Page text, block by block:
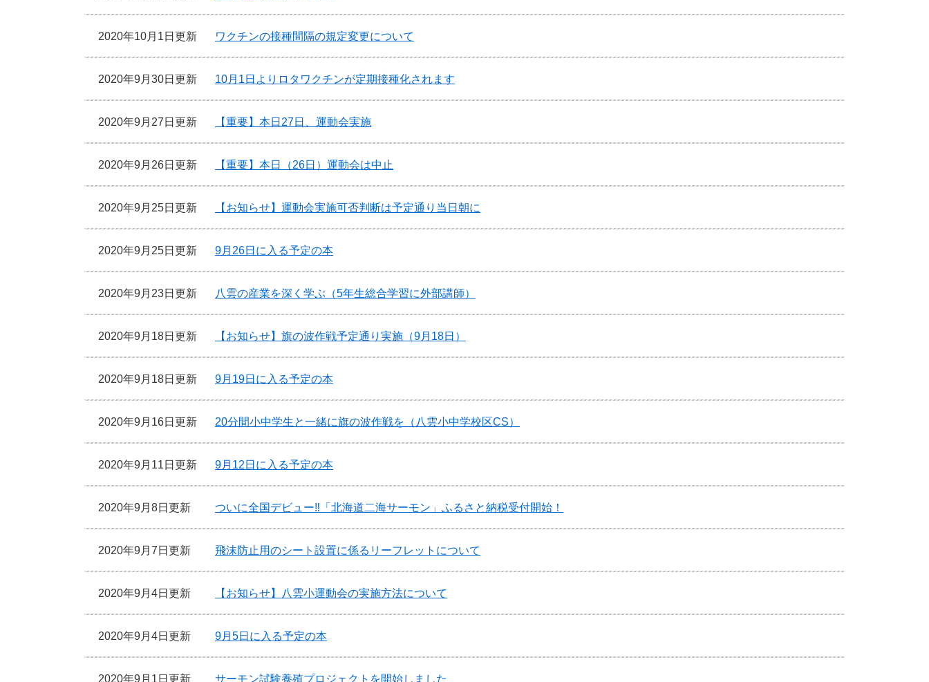
2020年10月1日更新 ワクチンの接種間隔の規定変更について
2020年9月30日更新 10月1日よりロタワクチンが定期接種化されます
2020年9月27日更新 【重要】本日27日、運動会実施
2020年9月26日更新 【重要】本日（26日）運動会は中止
2020年9月25日更新 【お知らせ】運動会実施可否判断は予定通り当日朝に
2020年9月25日更新 9月26日に入る予定の本
2020年9月23日更新 八雲の産業を深く学ぶ（5年生総合学習に外部講師）
2020年9月18日更新 【お知らせ】旗の波作戦予定通り実施（9月18日）
2020年9月18日更新 9月19日に入る予定の本
2020年9月16日更新 20分間小中学生と一緒に旗の波作戦を（八雲小中学校区CS）
2020年9月11日更新 9月12日に入る予定の本
2020年9月8日更新 ついに全国デビュー‼「北海道二海サーモン」ふるさと納税受付開始！
2020年9月7日更新 飛沫防止用のシート設置に係るリーフレットについて
2020年9月4日更新 【お知らせ】八雲小運動会の実施方法について
2020年9月4日更新 9月5日に入る予定の本
2020年9月1日更新 サーモン試験養殖プロジェクトを開始しました